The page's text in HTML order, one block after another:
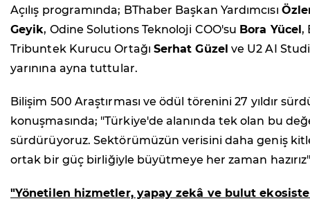
Açılış programında; BThaber Başkan Yardımcısı
Geyik, Odine Solutions Teknoloji COO'su Bora Yücel,
Tribuntek Kurucu Ortağı Serhat Güzel ve U2 AI
yarınına ayna tuttular.
Bilişim 500 Araştırması ve ödül törenini 27 yıldır
konuşmasında; "Türkiye'de alanında tek olan bu
sürdürüyoruz. Sektörümüzün verisini daha geniş
ortak bir güç birliğiyle büyütmeye her zaman
"Yönetilen hizmetler, yapay zekâ ve bulut